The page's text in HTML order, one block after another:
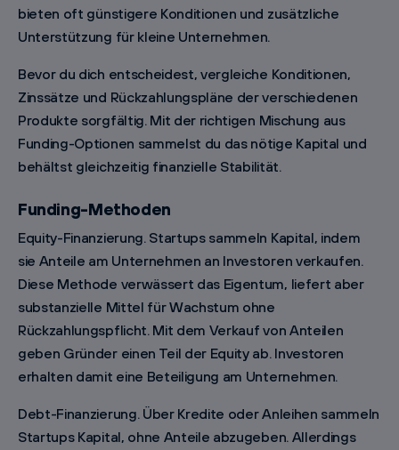
bieten oft günstigere Konditionen und zusätzliche
Unterstützung für kleine Unternehmen.
Bevor du dich entscheidest, vergleiche Konditionen,
Zinssätze und Rückzahlungspläne der verschiedenen
Produkte sorgfältig. Mit der richtigen Mischung aus
Funding-Optionen sammelst du das nötige Kapital und
behältst gleichzeitig finanzielle Stabilität.
Funding-Methoden
Equity-Finanzierung. Startups sammeln Kapital, indem
sie Anteile am Unternehmen an Investoren verkaufen.
Diese Methode verwässert das Eigentum, liefert aber
substanzielle Mittel für Wachstum ohne
Rückzahlungspflicht. Mit dem Verkauf von Anteilen
geben Gründer einen Teil der Equity ab. Investoren
erhalten damit eine Beteiligung am Unternehmen.
Debt-Finanzierung. Über Kredite oder Anleihen sammeln
Startups Kapital, ohne Anteile abzugeben. Allerdings